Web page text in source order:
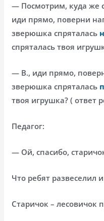
— Посмотрим, куда же
иди прямо, поверни
зверюшка спряталась
спряталась твоя
— В., иди прямо,
зверюшка спряталась
твоя игрушка? ( ответ
Педагог:
— Ой, спасибо,
Что ребят развеселил
Старичок – лесовичок